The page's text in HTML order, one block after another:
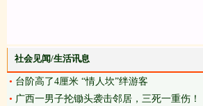
社会见闻/生活讯息
• 台阶高了4厘米 “情人坎”绊游客
• 广西一男子抡锄头袭击邻居，三死一重伤！